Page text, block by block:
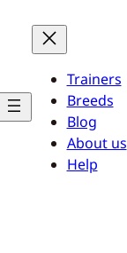
Trainers
Breeds
Blog
About us
Help